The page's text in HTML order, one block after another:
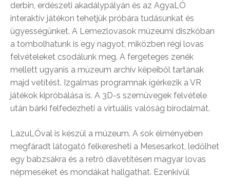
derbin, erdészeti akadálypályán és az AgyaLÓ
interaktív játékon tehetjük próbára tudásunkat és
ügyességünket. A Lemezlovasok múzeumi diszkóban
a tombolhatunk is egy nagyot, miközben régi lovas
felvételeket csodálunk meg. A fergeteges zenék
mellett ugyanis a múzeum archív képeiből tartanak
majd vetítést. Izgalmas programnak ígérkezik a VR
játékok kipróbálása is. A 3D-s szemüvegek felvétele
után bárki felfedezheti a virtuális valóság birodalmát.
LazuLÓval is készül a múzeum. A sok élményeben
megfáradt látogató felkeresheti a Mesesarkot, ledőlhet
egy babzsákra és a retró diavetítésen magyar lovas
népmeséket és mondákat hallgathat. Ezenkívül